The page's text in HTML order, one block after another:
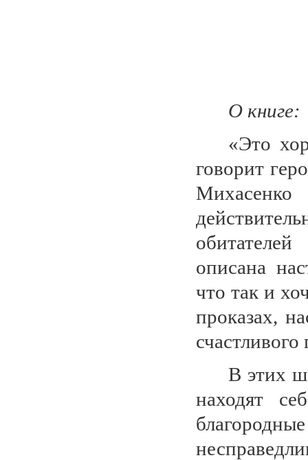
О книге:
«Это
говорит
описана
что так и
проказах,
В этих
находят